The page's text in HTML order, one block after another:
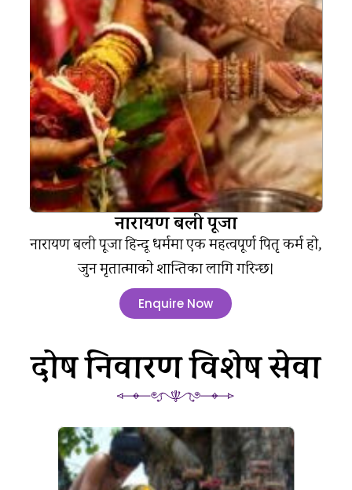
नारायण बली पूजा
नारायण बली पूजा हिन्दू धर्ममा एक महत्वपूर्ण पितृ कर्म हो,
जुन मृतात्माको शान्तिका लागि गरिन्छ।
Enquire Now
दोष निवारण विशेष सेवा